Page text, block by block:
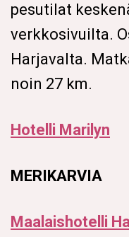
pesutilat
verkkosivuilta.
Harjavalta.
noin 27 km.
Hotelli Marilyn
MERIKARVIA
Maalaishotelli